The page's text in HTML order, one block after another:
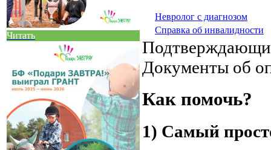
Читать
Невролог с диагнозом
Справка об инвалидности
Документы об
Как помочь?
1) Самый